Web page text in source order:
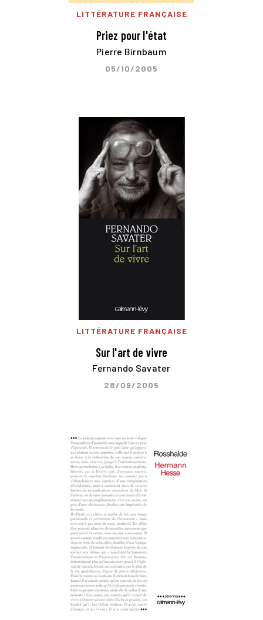
LITTÉRATURE FRANÇAISE
Priez pour l'état
Pierre Birnbaum
05/10/2005
LITTÉRATURE FRANÇAISE
Sur l'art de vivre
Fernando Savater
28/09/2005